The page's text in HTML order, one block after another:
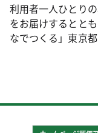
利用者一人ひとり
をお届けするとと
なでつくる」東京